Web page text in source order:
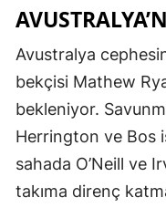
Avustralya
bekçisi Mathew
bekleniyor.
Herrington ve Bos
sahada O’Neill ve
takıma direnç